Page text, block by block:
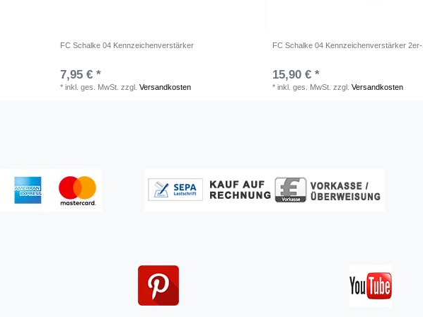
FC Schalke 04 Kennzeichenverstärker
7,95 € *
*inkl. ges. MwSt. zzgl.Versandkosten
FC Schalke 04 Kennzeichenverstärker
15,90 € *
*inkl. ges. MwSt. zzgl.Versandkosten